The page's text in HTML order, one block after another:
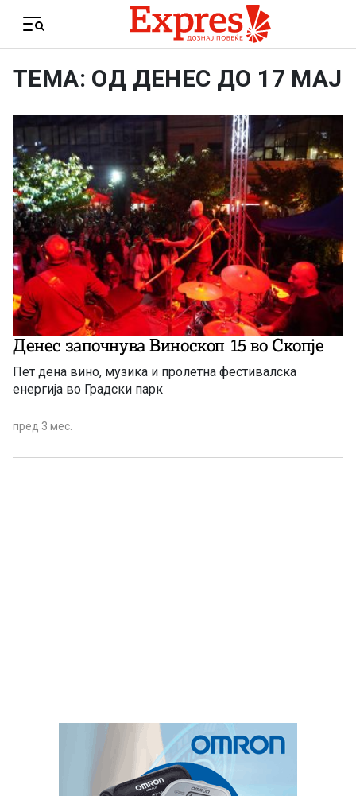
Menu
ТЕМА: ОД ДЕНЕС ДО 17 МАЈ
Денес започнува Виноскоп 15 во Скопје
Пет дена вино, музика и пролетна фестивалска
енергија во Градски парк
пред 3 мес.